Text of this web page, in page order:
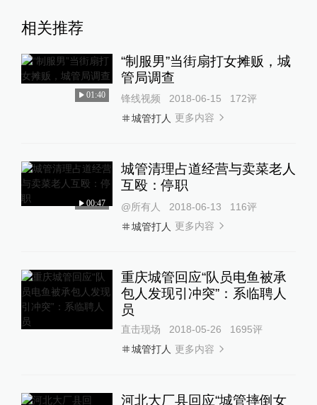
相关推荐
01:40
“制服男”当街扇打女摊贩，城
管局调查
锋线视频 2018-06-15 172评
城管打人 更多内容
00:47
城管清理占道经营与卖菜老人
互殴：停职
@所有人 2018-06-13 116评
城管打人 更多内容
重庆城管回应“队员电鱼被承
包人发现引冲突”：系临聘人
员
直击现场 2018-05-26 1695评
城管打人 更多内容
河北大厂县回应“城管摔倒女